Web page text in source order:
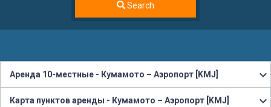
Search
Аренда 10-местные - Кумамото – Аэропорт [KMJ]
Карта пунктов аренды - Кумамото – Аэропорт [KMJ]